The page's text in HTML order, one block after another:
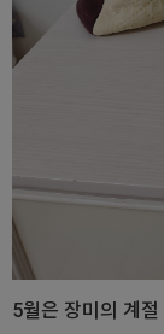
5월은 장미의 계절